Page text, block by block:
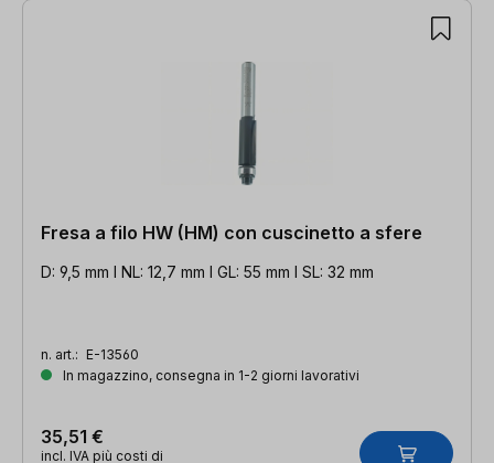
Fresa a filo HW (HM) con cuscinetto a sfere
D: 9,5 mm l NL: 12,7 mm l GL: 55 mm l SL: 32 mm
n. art.: E-13560
In magazzino, consegna in 1-2 giorni lavorativi
35,51 €
incl. IVA più costi di